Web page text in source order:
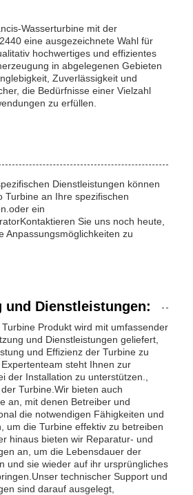
Wasserturbine mit der
eine ausgezeichnete Wahl für
hochwertiges und effizientes
in abgelegenen Gebieten
Zuverlässigkeit und
die Bedürfnisse einer Vielzahl
zu erfüllen.
Dienstleistungen können
Turbine an Ihre spezifischen
ein
Sie uns noch heute,
Anpassungsmöglichkeiten zu
und Dienstleistungen:
Produkt wird mit umfassender
und Dienstleistungen geliefert,
und Effizienz der Turbine zu
steht Ihnen zur
der Installation zu unterstützen.,
Turbine.Wir bieten auch
an, mit denen Betreiber und
die notwendigen Fähigkeiten und
um die Turbine effektiv zu betreiben
hinaus bieten wir Reparatur- und
an, um die Lebensdauer der
und sie wieder auf ihr ursprüngliches
technischer Support und
sind darauf ausgelegt,